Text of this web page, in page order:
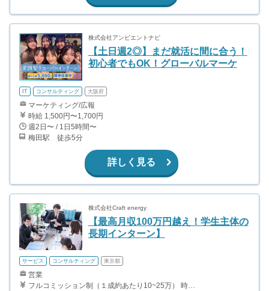
株式会社アンビエントナビ
【土日週2◎】まだ就活に間に合う！
初心者でもOK！グローバルマーケ
IT コンサルティング 大阪府
マーケティング/広報
時給 1,500円〜1,700円
週2日〜 / 1日5時間〜
梅田駅 徒歩5分
詳しく見る
株式会社Craft energy
【最高月収100万円越え！学生主体の
長期インターン】
サービス コンサルティング 東京都
営業
フルコミッション制（１成約あたり10~25万） 時給換算で（2000円〜2500円）程度が目安となります。 月100万を稼ぐ学生多数在籍しています。 ■収入例 〇入社1か月目（早稲田大学2年生） 役職：アポインター 月間1契約×10万円＝10万円 ＋交通費 〇入社3か月目（明治大学2年生） 役職：アポインター 月間2契約×13万円＝26万円 ＋交通費 〇入社6か月目（慶應義塾大学3年生） 役職：アポインター 月間5契約×15万円＝75万円 ＋交通費 〇入社15か月目（東京大学3年生） 役職：クローザー 月間3契約×25万=75万円 ＋交通費 交通費支給あり